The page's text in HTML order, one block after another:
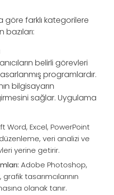
göre farklı kategorilere
bazıları:
belirli görevleri
programlardır.
bilgisayarın
sağlar. Uygulama
Word, Excel, PowerPoint
veri analizi ve
yerine getirir.
Adobe Photoshop,
tasarımcılarının
olanak tanır.